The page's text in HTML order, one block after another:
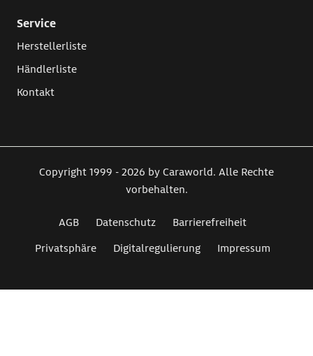
Service
Herstellerliste
Händlerliste
Kontakt
Copyright 1999 - 2026 by Caraworld. Alle Rechte
vorbehalten.
AGB Datenschutz
Barrierefreiheit
Privatsphäre
Digitalregulierung Impressum